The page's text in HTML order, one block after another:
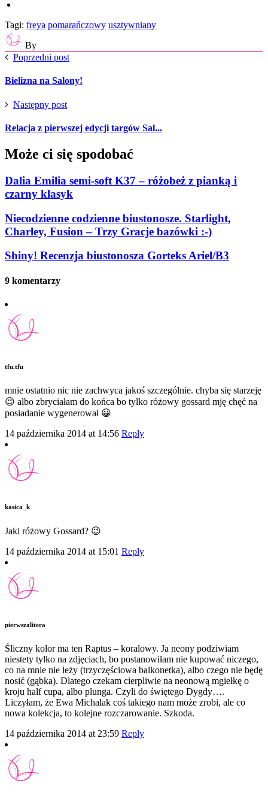
Tagi: freya pomarańczowy usztywniany
By
Poprzedni post
Bielizna na Salony!
Następny post
Relacja z pierwszej edycji targów Sal...
Może ci się spodobać
Dalia Emilia semi-soft K37 – różobeż z pianką i
czarny klasyk
Niecodzienne codzienne biustonosze. Starlight,
Charley, Fusion – Trzy Gracje bazówki :-)
Shiny! Recenzja biustonosza Gorteks Ariel/B3
9 komentarzy
tfu.tfu
mnie ostatnio nic nie zachwyca jakoś szczególnie. chyba się starzeję
😉 albo zbryciałam do końca bo tylko różowy gossard mję chęć na
posiadanie wygenerował 😀
14 października 2014 at 14:56 Reply
kasica_k
Jaki różowy Gossard? 😉
14 października 2014 at 15:01 Reply
pierwszalitera
Śliczny kolor ma ten Raptus – koralowy. Ja neony podziwiam
niestety tylko na zdjęciach, bo postanowiłam nie kupować niczego,
co na mnie nie leży (trzyczęściowa balkonetka), albo czego nie będę
nosić (gąbka). Dlatego czekam cierpliwie na neonową mgiełkę o
kroju half cupa, albo plunga. Czyli do świętego Dygdy….
Liczyłam, że Ewa Michalak coś takiego nam może zrobi, ale co
nowa kolekcja, to kolejne rozczarowanie. Szkoda.
14 października 2014 at 23:59 Reply